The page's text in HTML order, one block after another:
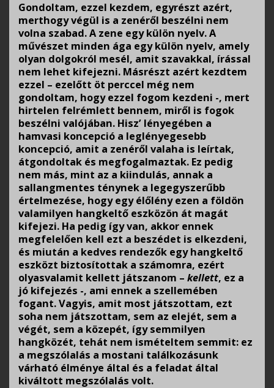
Gondoltam, ezzel kezdem, egyrészt azért,
merthogy végül is a zenéről beszélni nem
volna szabad. A zene egy külön nyelv. A
művészet minden ága egy külön nyelv, amely
olyan dolgokról mesél, amit szavakkal, írással
nem lehet kifejezni. Másrészt azért kezdtem
ezzel – ezelőtt öt perccel még nem
gondoltam, hogy ezzel fogom kezdeni -, mert
hirtelen felrémlett bennem, miről is fogok
beszélni valójában. Hisz’ lényegében a
hamvasi koncepció a leglényegesebb
koncepció, amit a zenéről valaha is leírtak,
átgondoltak és megfogalmaztak. Ez pedig
nem más, mint az a kiindulás, annak a
sallangmentes ténynek a legegyszerűbb
értelmezése, hogy egy élőlény ezen a földön
valamilyen hangkeltő eszközön át magát
kifejezi. Ha pedig így van, akkor ennek
megfelelően kell ezt a beszédet is elkezdeni,
és miután a kedves rendezők egy hangkeltő
eszközt biztosítottak a számomra, ezért
olyasvalamit kellett játszanom – kellett, ez a
jó kifejezés -, ami ennek a szellemében
fogant. Vagyis, amit most játszottam, ezt
soha nem játszottam, sem az elejét, sem a
végét, sem a közepét, így semmilyen
hangközét, tehát nem ismételtem semmit: ez
a megszólalás a mostani találkozásunk
várható élménye által és a feladat által
kiváltott megszólalás volt.